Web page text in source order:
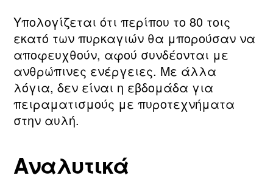
Υπολογίζεται ότι περίπου το 80 τοις
εκατό των πυρκαγιών θα μπορούσαν να
αποφευχθούν, αφού συνδέονται με
ανθρώπινες ενέργειες. Με άλλα
λόγια, δεν είναι η εβδομάδα για
πειραματισμούς με πυροτεχνήματα
στην αυλή.
Αναλυτικά